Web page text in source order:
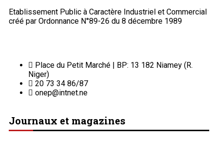
Etablissement Public à Caractère Industriel et Commercial
créé par Ordonnance N°89-26 du 8 décembre 1989
Place du Petit Marché | BP: 13 182 Niamey (R.
Niger)
20 73 34 86/87
onep@intnet.ne
Journaux et magazines